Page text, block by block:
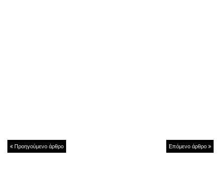
Προηγούμενο άρθρο Επόμενο άρθρο